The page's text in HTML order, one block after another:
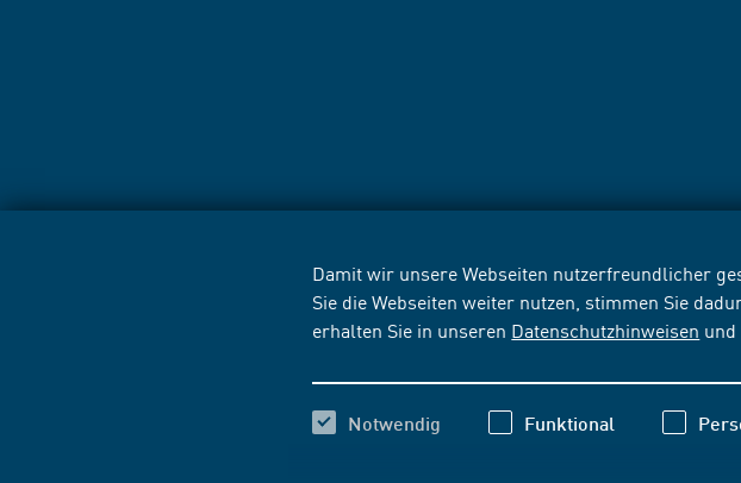
Damit wir unsere Webseiten nutzerfreundlicher
Sie die Webseiten weiter nutzen, stimmen Sie
erhalten Sie in unseren Datenschutzhinweisen
Notwendig Funktional